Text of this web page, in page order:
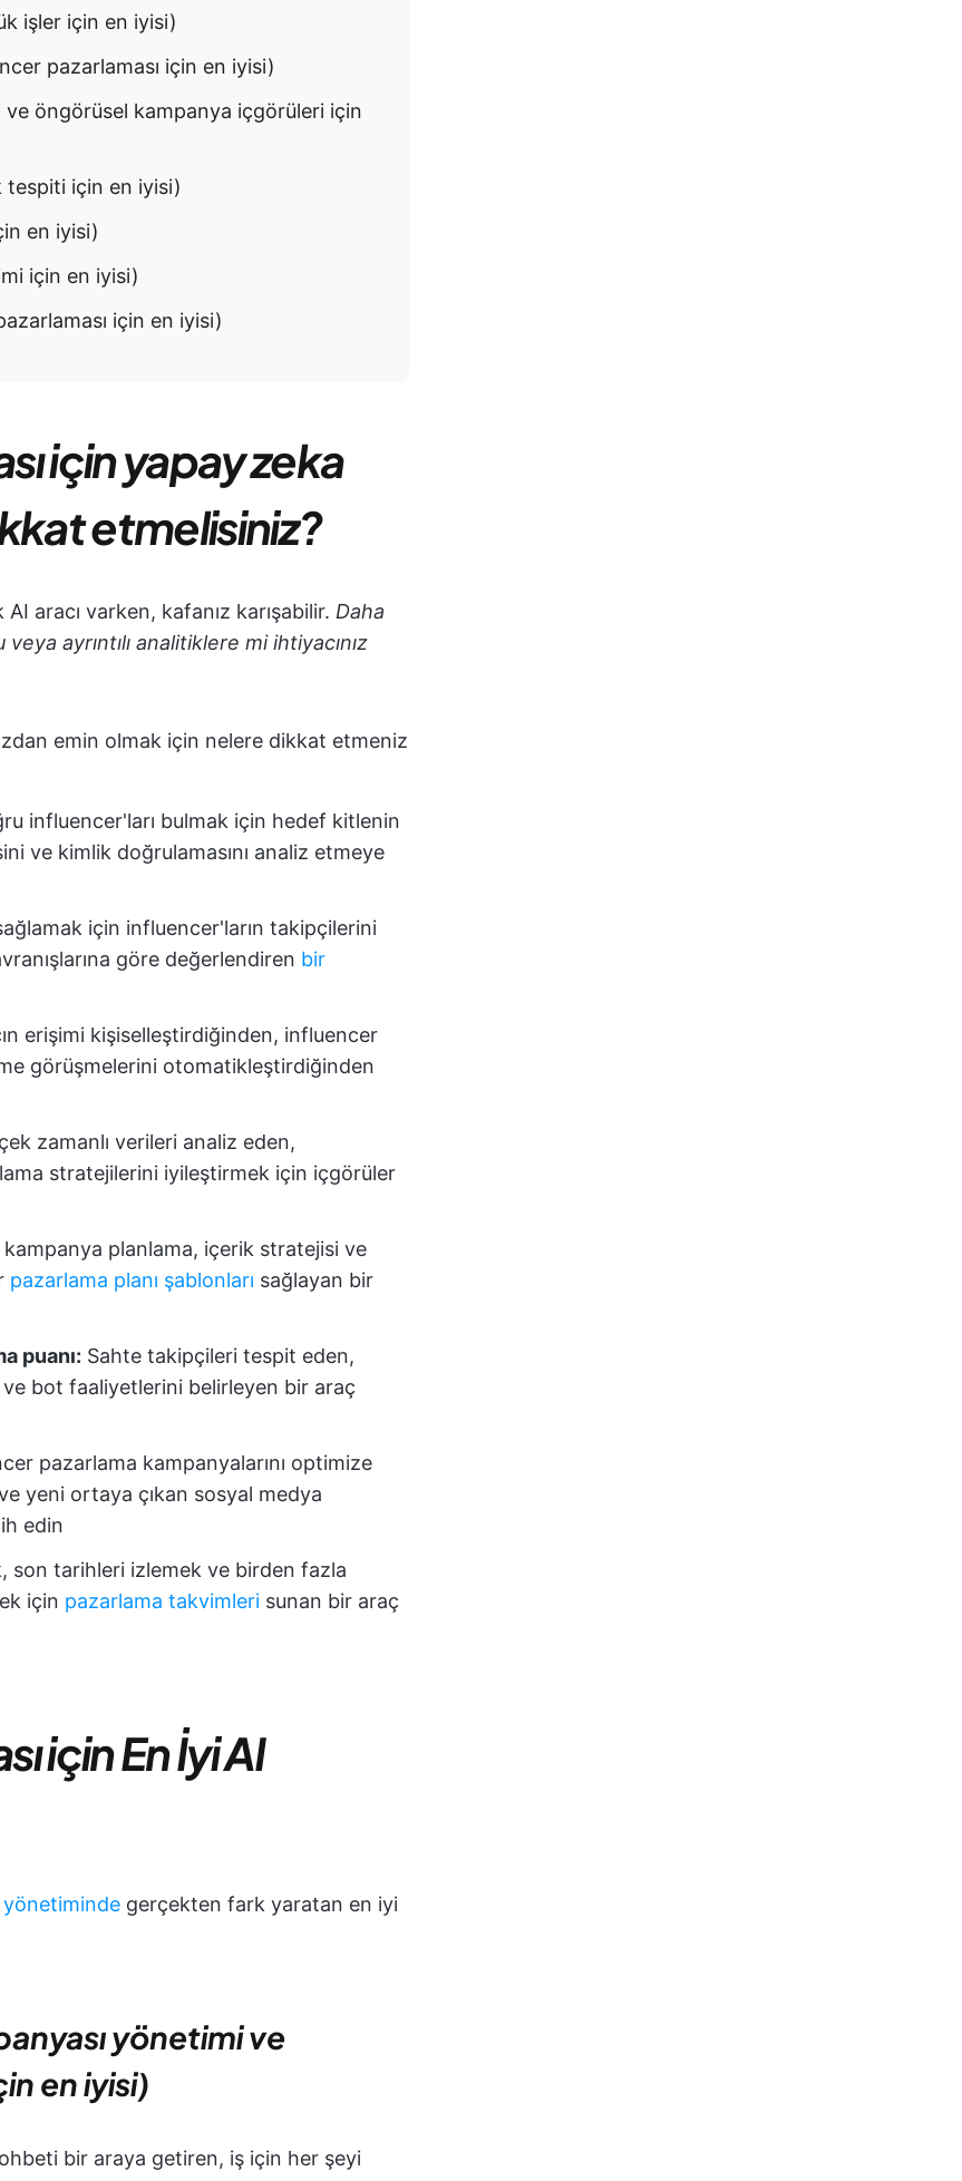
işler için en iyisi)
pazarlaması için en iyisi)
öngörüsel kampanya içgörüleri için
tespiti için en iyisi)
en iyisi)
için en iyisi)
için en iyisi)
için yapay zeka
etmelisiniz?
aracı varken, kafanız karışabilir. Daha
ayrıntılı analitiklere mi ihtiyacınız
emin olmak için nelere dikkat etmeniz
influencer'ları bulmak için hedef kitlenin
ve kimlik doğrulamasını analiz etmeye
için influencer'ların takipçilerini
göre değerlendiren bir
erişimi kişiselleştirdiğinden, influencer
görüşmelerini otomatikleştirdiğinden
zamanlı verileri analiz eden,
stratejilerini iyileştirmek için içgörüler
kampanya planlama, içerik stratejisi ve
pazarlama planı şablonları sağlayan bir
puanı: Sahte takipçileri tespit eden,
ve bot faaliyetlerini belirleyen bir araç
pazarlama kampanyalarını optimize
yeni ortaya çıkan sosyal medya
edin
son tarihleri izlemek ve birden fazla
için pazarlama takvimleri sunan bir araç
için En İyi AI
yönetiminde gerçekten fark yaratan en iyi
yönetimi ve
en iyisi)
bir araya getiren, iş için her şeyi